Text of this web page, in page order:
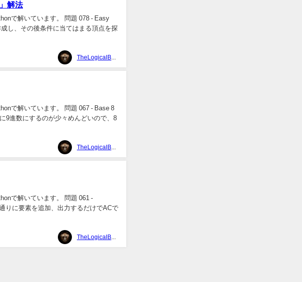
解法
で解いています。 問題 078 - Easy
し、その後条件に当てはまる頂点を探
で解いています。 問題 067 - Base 8
9進数にするのが少々めんどいので、8
で解いています。 問題 061 -
りに要素を追加、出力するだけでACで